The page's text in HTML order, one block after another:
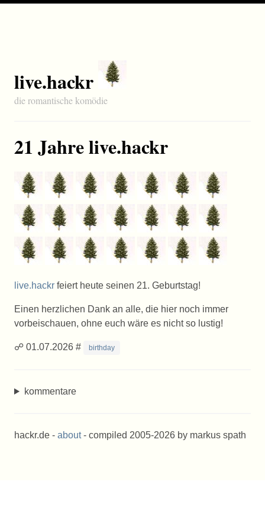
live.hackr
die romantische komödie
21 Jahre live.hackr
live.hackr feiert heute seinen 21. Geburtstag!
Einen herzlichen Dank an alle, die hier noch immer
vorbeischauen, ohne euch wäre es nicht so lustig!
☍ 01.07.2026 # birthday
kommentare
hackr.de - about- compiled 2005-2026 by markus spath